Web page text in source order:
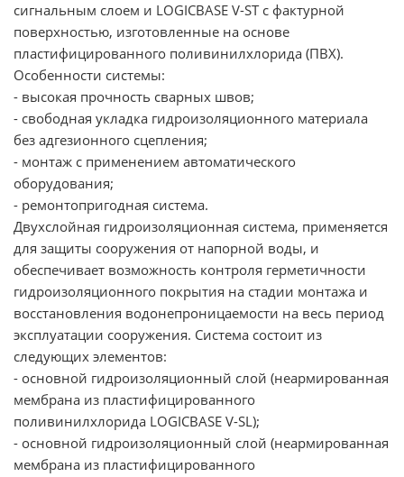
сигнальным слоем и LOGICBASE V-SТ с фактурной
поверхностью, изготовленные на основе
пластифицированного поливинилхлорида (ПВХ).
Особенности системы:
- высокая прочность сварных швов;
- свободная укладка гидроизоляционного материала
без адгезионного сцепления;
- монтаж с применением автоматического
оборудования;
- ремонтопригодная система.
Двухслойная гидроизоляционная система, применяется
для защиты сооружения от напорной воды, и
обеспечивает возможность контроля герметичности
гидроизоляционного покрытия на стадии монтажа и
восстановления водонепроницаемости на весь период
эксплуатации сооружения. Система состоит из
следующих элементов:
- основной гидроизоляционный слой (неармированная
мембрана из пластифицированного
поливинилхлорида LOGICBASE V-SL);
- основной гидроизоляционный слой (неармированная
мембрана из пластифицированного